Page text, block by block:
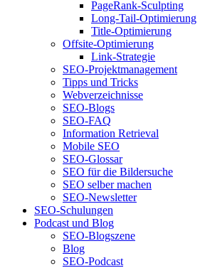
PageRank-Sculpting
Long-Tail-Optimierung
Title-Optimierung
Offsite-Optimierung
Link-Strategie
SEO-Projektmanagement
Tipps und Tricks
Webverzeichnisse
SEO-Blogs
SEO-FAQ
Information Retrieval
Mobile SEO
SEO-Glossar
SEO für die Bildersuche
SEO selber machen
SEO-Newsletter
SEO-Schulungen
Podcast und Blog
SEO-Blogszene
Blog
SEO-Podcast